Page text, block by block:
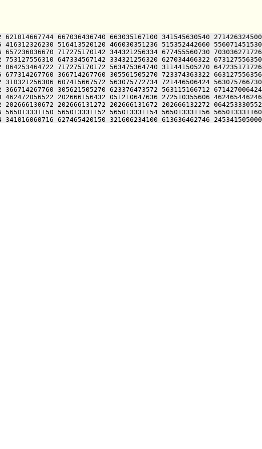
667036436740 663035167100 341545630540 271426324500
516413520120 466030351236 515352442660 556071451530
717275170142 344321256334 677455560730 703036271726
647334567142 334321256320 627034466322 673127556350
717275170172 563475364740 311441505270 647235171726
366714267760 305561505270 723374363322 663127556356
607415667572 563075772734 721446506424 563075766730
305621505270 623376473572 563115166712 671427006424
202666156432 051210647636 272510355606 462465446246
202666131272 202666131672 202666132272 064253330552
565013331152 565013331154 565013331156 565013331160
627465420150 321606234100 613636462746 245341505000